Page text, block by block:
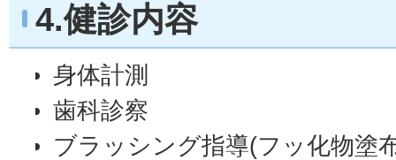
4.健診内容
身体計測
歯科診察
ブラッシング指導(フッ化物塗